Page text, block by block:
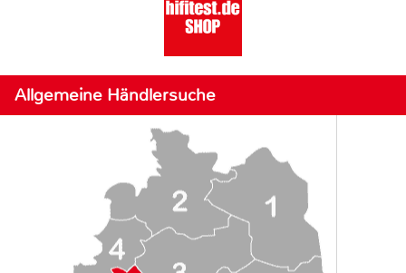
Allgemeine Händlersuche